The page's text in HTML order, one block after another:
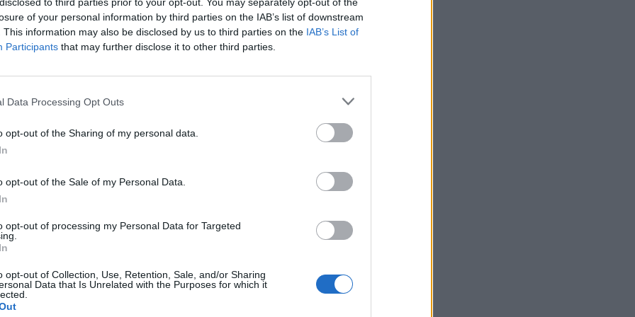
of your personal information by third parties on the IAB’s list of downstream
This information may also be disclosed by us to third parties on the IAB’s List of
Participants that may further disclose it to other third parties.
Data Processing Opt Outs
opt-out of the Sharing of my personal data.
opt-out of the Sale of my Personal Data.
opt-out of processing my Personal Data for Targeted
opt-out of Collection, Use, Retention, Sale, and/or Sharing
Data that Is Unrelated with the Purposes for which it
ki hétfőn a decemberi BUX lejárat, 99 ponttal a bázis ár fölött.
24,134 pont volt. A délelőtti kereskedést mégis az alacsony forgalom és az
A határidős BUX a 24,000 pontos árcentrum körül mozgott a prompt és a
portfolio.hu hírarchívumához tartozik, melynek olvasása előfizetéses
tartalmazza:
cikkarchívum